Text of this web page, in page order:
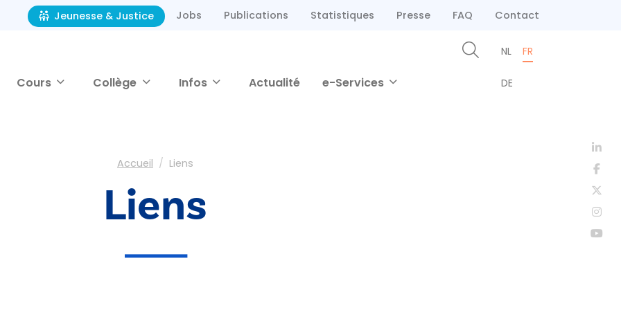
Jeunesse & Justice Jobs Publications Statistiques Presse FAQ Contact
Cours Collège Infos Actualité e-Services
NL FR
DE
Accueil Liens
Liens